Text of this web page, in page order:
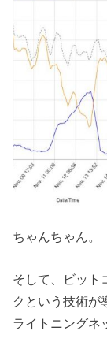
ちゃんちゃん。
そして、ビット
クという技術が
ライトニングネ